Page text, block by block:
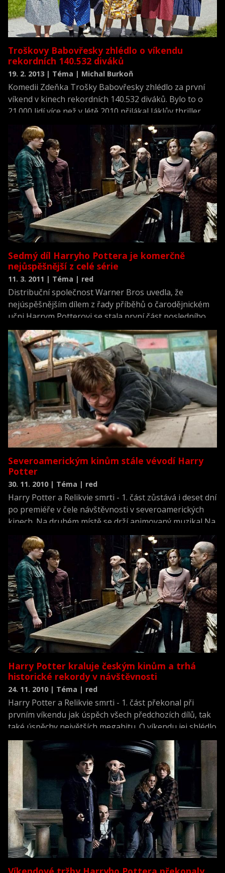
Troškovy Babovřesky zhlédlo o víkendu
rekordních 140.532 diváků
19. 2. 2013 | Téma | Michal Burkoň
Komedii Zdeňka Trošky Babovřesky zhlédlo za první
víkend v kinech rekordních 140.532 diváků. Bylo to o
21.000 lidí více než v létě 2010 přilákal Jáklův thriller
Kajínek, který dosud žebříček nejnavštěvovanějších
českých filmů za první víkend vedl. ČTK to dnes
oznámila producentka Troškova snímku Dana
Voláková. Filmoví odborníci tuto distribuční novinku
hodnotí velmi kriticky.
Sedmý díl Harryho Pottera je komerčně
nejůspěšnější z celé série
11. 3. 2011 | Téma | red
Distribuční společnost Warner Bros uvedla, že
nejúspěšnějším dílem z řady příběhů o čarodějnickém
učni Harrym Potterovi se stala první část posledního
snímku s názvem Harry Potter a relikvie smrti. Druhá
část se v kinech objeví v polovině července.
Severoamerickým kinům stále vévodí Harry
Potter
30. 11. 2010 | Téma | red
Harry Potter a Relikvie smrti - 1. část zůstává i deset dní
po premiéře v čele návštěvnosti v severoamerických
kinech. Na druhém místě se drží animovaný muzikal Na
vlásku.
Harry Potter kraluje českým kinům a trhá
historické rekordy v návštěvnosti
24. 11. 2010 | Téma | red
Harry Potter a Relikvie smrti - 1. část překonal při
prvním víkendu jak úspěch všech předchozích dílů, tak
také úspěchy největších megahitu. O víkendu jej shlédlo
bezmála čtvrt miliónu fanoušků, kteří v pokladnách kin
nechalí více jak 30 milionu korun. Tímto úspechem
zaujal Harry Potter první místo v historickém žebříčku
návštěvnosti.